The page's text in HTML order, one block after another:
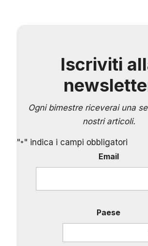
Iscriviti
Ogni bimestre riceverai una
nostri articoli.
"*" indica i campi obbligatori
Email
Paese